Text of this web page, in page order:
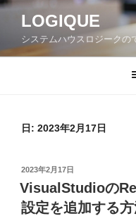
コ
ン
LOGIQUE
システムハウスロジークの
日: 2023年2月17日
投
稿
日:
2023年2月17日
VisualStudioの
設定を追加する